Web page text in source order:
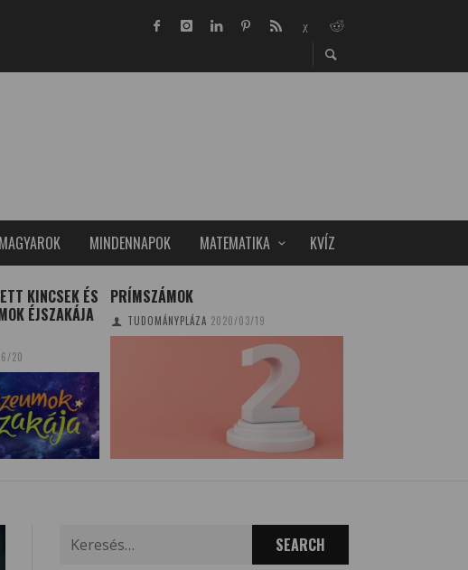
MINDENNAPOK MATEMATIKA KVÍZ
KINCSEK ÉS
ÉJSZAKÁJA
20
PRÍMSZÁMOK
TUDOMÁNYPLÁZA 2020/03/19
for: